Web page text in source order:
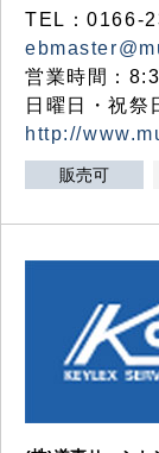
TEL：0166-
営業時間：
日曜日・祝祭
http://
販売可